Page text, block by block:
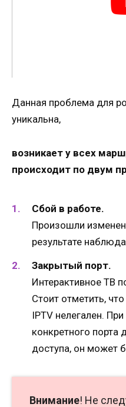
Данная проблема для
уникальна,
возникает у всех
происходит по двум
Сбой в работе.
Произошли
результате
Закрытый порт.
Интерактивное ТВ
Стоит отметить,
IPTV нелегален.
конкретного порта
доступа, он может
Внимание! Не